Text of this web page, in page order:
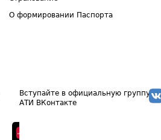
О формировании Паспорта
Вступайте в официальную группу
АТИ ВКонтакте